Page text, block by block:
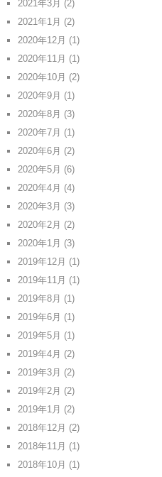
2021年3月 (2)
2021年1月 (2)
2020年12月 (1)
2020年11月 (1)
2020年10月 (2)
2020年9月 (1)
2020年8月 (3)
2020年7月 (1)
2020年6月 (2)
2020年5月 (6)
2020年4月 (4)
2020年3月 (3)
2020年2月 (2)
2020年1月 (3)
2019年12月 (1)
2019年11月 (1)
2019年8月 (1)
2019年6月 (1)
2019年5月 (1)
2019年4月 (2)
2019年3月 (2)
2019年2月 (2)
2019年1月 (2)
2018年12月 (2)
2018年11月 (1)
2018年10月 (1)